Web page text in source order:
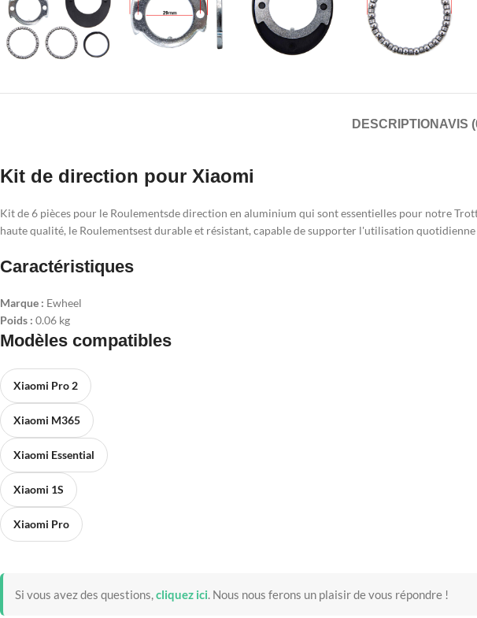
DESCRIPTION AVIS
Kit de direction pour Xiaomi
Kit de 6 pièces pour le Roulementsde direction en aluminium qui sont essentielles pour notre
haute qualité, le Roulementsest durable et résistant, capable de supporter l'utilisation quotidienne
Caractéristiques
Marque : Ewheel
Poids : 0.06 kg
Modèles compatibles
Xiaomi Pro 2
Xiaomi M365
Xiaomi Essential
Xiaomi 1S
Xiaomi Pro
Si vous avez des questions,cliquez ici. Nous nous ferons un plaisir de vous répondre !